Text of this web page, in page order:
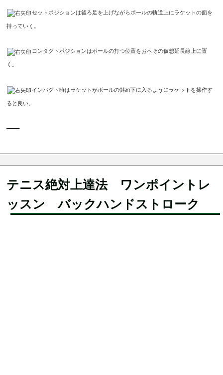
セットポジションは後ろ足を上げながらボールの軌道上にラケットの面を
持っていく。
コンタクトポジションはボールの打つ位置をおへその仮想延長線上に置
く。
インパクト時はラケットがボールの斜め下に入るようにラケットを操作す
ると良い。
—–
テニス絶対上達法 ワンポイントレ
ッスン バックハンドストローク